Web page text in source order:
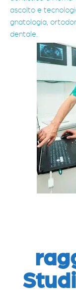
ascolto e
gnatologia,
dentale.